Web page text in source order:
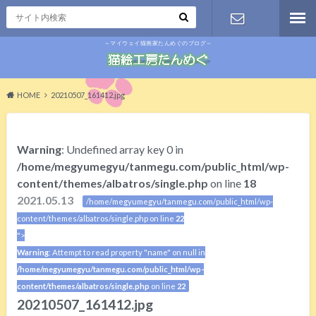
～マイウェイ猫画家たんめぐのブログ～
HOME 20210507_161412.jpg
Warning: Undefined array key 0 in
/home/megyumegyu/tanmegu.com/public_html/wp-
content/themes/albatros/single.php on line 18
2021.05.13
/home/megyumegyu/tanmegu.com/public_html/wp-
content/themes/albatros/single.php on line 22
">
Warning: Attempt to read property "name" on null in
/home/megyumegyu/tanmegu.com/public_html/wp-
content/themes/albatros/single.php on line 22
20210507_161412.jpg